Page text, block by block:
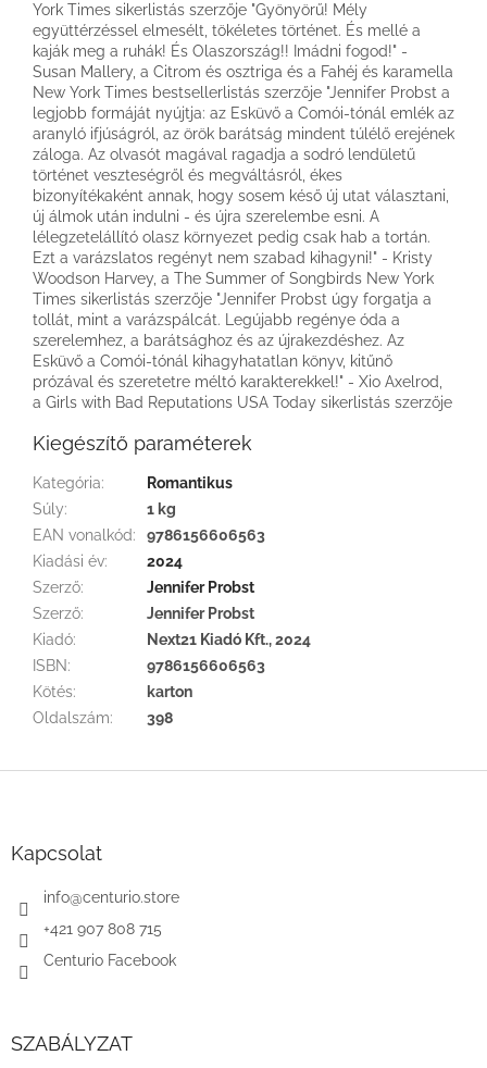
York Times sikerlistás szerzője "Gyönyörű! Mély
együttérzéssel elmesélt, tökéletes történet. És mellé a
kaják meg a ruhák! És Olaszország!! Imádni fogod!" -
Susan Mallery, a Citrom és osztriga és a Fahéj és karamella
New York Times bestsellerlistás szerzője "Jennifer Probst a
legjobb formáját nyújtja: az Esküvő a Comói-tónál emlék az
aranyló ifjúságról, az örök barátság mindent túlélő erejének
záloga. Az olvasót magával ragadja a sodró lendületű
történet veszteségről és megváltásról, ékes
bizonyítékaként annak, hogy sosem késő új utat választani,
új álmok után indulni - és újra szerelembe esni. A
lélegzetelállító olasz környezet pedig csak hab a tortán.
Ezt a varázslatos regényt nem szabad kihagyni!" - Kristy
Woodson Harvey, a The Summer of Songbirds New York
Times sikerlistás szerzője "Jennifer Probst úgy forgatja a
tollát, mint a varázspálcát. Legújabb regénye óda a
szerelemhez, a barátsághoz és az újrakezdéshez. Az
Esküvő a Comói-tónál kihagyhatatlan könyv, kitűnő
prózával és szeretetre méltó karakterekkel!" - Xio Axelrod,
a Girls with Bad Reputations USA Today sikerlistás szerzője
Kiegészítő paraméterek
Kategória:
Romantikus
Súly:
1 kg
EAN vonalkód:
9786156606563
Kiadási év:
2024
Szerző:
Jennifer Probst
Szerző:
Jennifer Probst
Kiadó:
Next21 Kiadó Kft., 2024
ISBN:
9786156606563
Kötés:
karton
Oldalszám: 398
Kapcsolat
info@centurio.store
+421 907 808 715
Centurio Facebook
SZABÁLYZAT